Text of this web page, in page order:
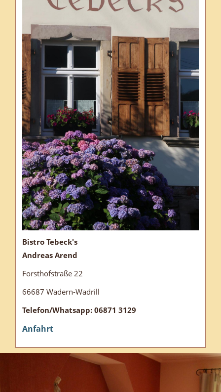
Bistro Tebeck's
Andreas Arend
Forsthofstraße 22
66687 Wadern-Wadrill
Telefon/Whatsapp: 06871 3129
Anfahrt